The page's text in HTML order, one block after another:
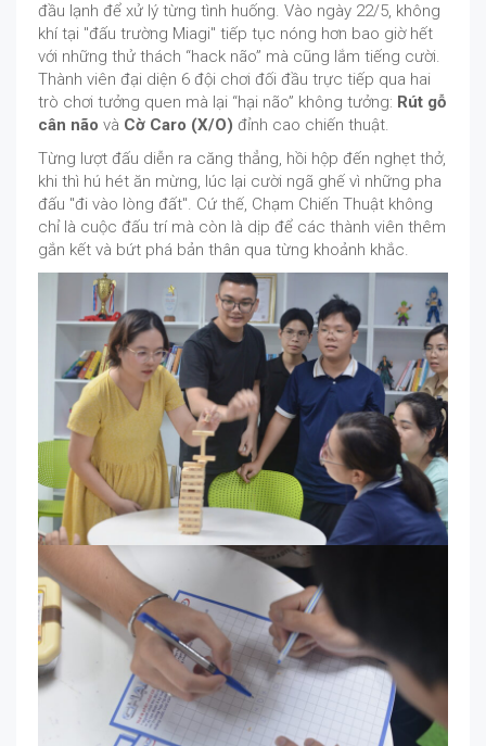
đầu lạnh để xử lý từng tình huống. Vào ngày 22/5, không
khí tại "đấu trường Miagi" tiếp tục nóng hơn bao giờ hết
với những thử thách “hack não” mà cũng lắm tiếng cười.
Thành viên đại diện 6 đội chơi đối đầu trực tiếp qua hai
trò chơi tưởng quen mà lại “hại não” không tưởng: Rút gỗ
cân não và Cờ Caro (X/O) đỉnh cao chiến thuật.
Từng lượt đấu diễn ra căng thẳng, hồi hộp đến nghẹt thở,
khi thì hú hét ăn mừng, lúc lại cười ngã ghế vì những pha
đấu "đi vào lòng đất". Cứ thế, Chạm Chiến Thuật không
chỉ là cuộc đấu trí mà còn là dịp để các thành viên thêm
gắn kết và bứt phá bản thân qua từng khoảnh khắc.